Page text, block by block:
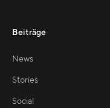
Beiträge
News
Stories
Social